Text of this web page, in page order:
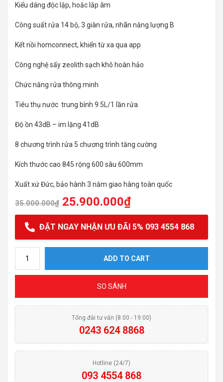
Kiểu dáng độc lập, hoăc lắp âm
Công suất rửa 14 bộ, 3 giàn rửa, nhãn năng lượng B
Kết nồi homconnect, khiển từ xa qua app
Công nghệ sấy zeolith sạch khô hoàn hảo
Chức năng rửa thông minh
Tiêu thụ nước trung bình 9.5L/1 lần rửa
Độ ồn 43dB – im lặng 41dB
8 chương trình rửa 5 chương trình tăng cường
Kích thước cao 845 rộng 600 sâu 600mm
Xuất xứ Đức, bảo hành 3 năm giao hàng toàn quốc
35.000.000₫ 25.900.000₫
ĐẶT NGAY NHẬN ƯU ĐÃI 5% 093 4554 868
ADD TO CART
SO SÁNH
Tổng đài tư vấn (8:00 - 19:00)
0243 624 8868
Hotline (24/7)
093 4554 868